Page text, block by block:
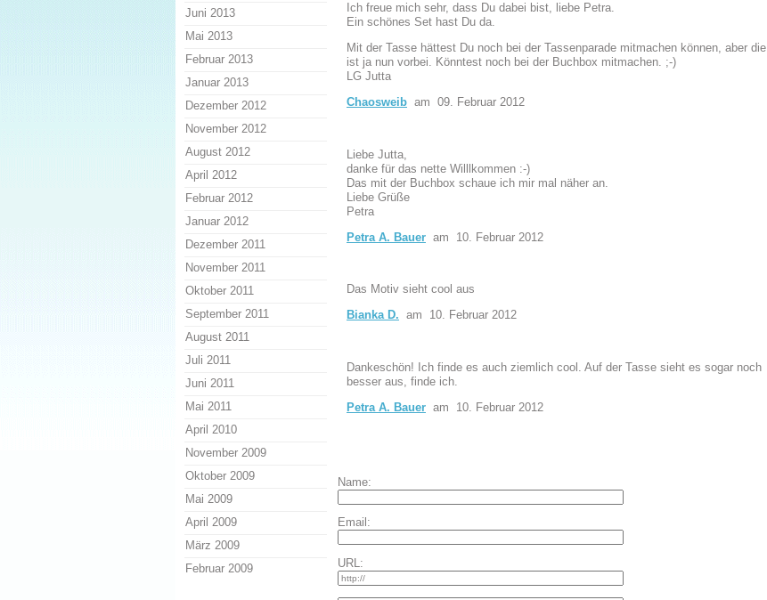
Ich freue mich sehr, dass Du dabei bist, liebe Petra.
Ein schönes Set hast Du da.
Mit der Tasse hättest Du noch bei der Tassenparade mitmachen können, aber die
ist ja nun vorbei. Könntest noch bei der Buchbox mitmachen. ;-)
LG Jutta
Chaosweib am 09. Februar 2012
Liebe Jutta,
danke für das nette Willlkommen :-)
Das mit der Buchbox schaue ich mir mal näher an.
Liebe Grüße
Petra
Petra A. Bauer am 10. Februar 2012
Das Motiv sieht cool aus
Bianka D. am 10. Februar 2012
Dankeschön! Ich finde es auch ziemlich cool. Auf der Tasse sieht es sogar noch
besser aus, finde ich.
Petra A. Bauer am 10. Februar 2012
Name:
Email:
URL:
Juni 2013
Mai 2013
Februar 2013
Januar 2013
Dezember 2012
November 2012
August 2012
April 2012
Februar 2012
Januar 2012
Dezember 2011
November 2011
Oktober 2011
September 2011
August 2011
Juli 2011
Juni 2011
Mai 2011
April 2010
November 2009
Oktober 2009
Mai 2009
April 2009
März 2009
Februar 2009